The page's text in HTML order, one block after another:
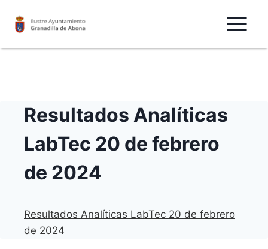
Resultados Analíticas
LabTec 20 de febrero
de 2024
Resultados Analíticas LabTec 20 de febrero
de 2024